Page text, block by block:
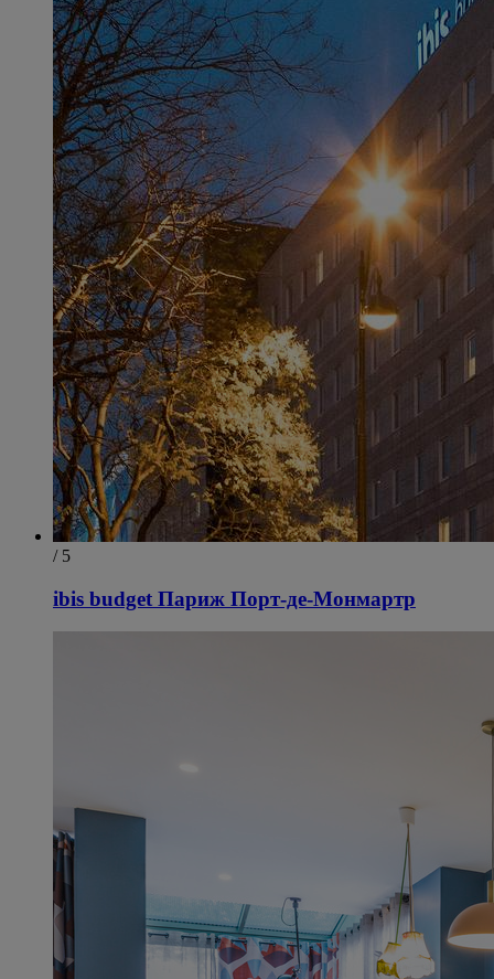
/ 5
ibis budget Париж Порт-де-Монмартр